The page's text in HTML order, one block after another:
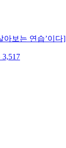
아보는 연습’이다]
3,517